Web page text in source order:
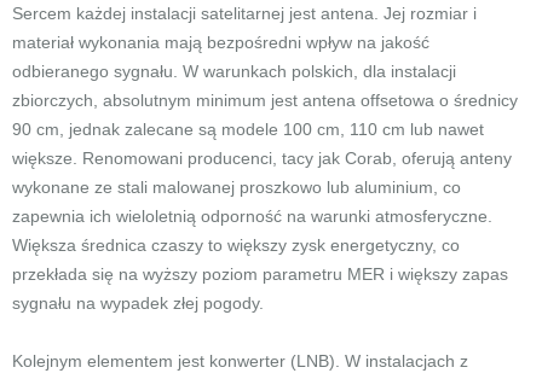
Sercem każdej instalacji satelitarnej jest antena. Jej rozmiar i
materiał wykonania mają bezpośredni wpływ na jakość
odbieranego sygnału. W warunkach polskich, dla instalacji
zbiorczych, absolutnym minimum jest antena offsetowa o średnicy
90 cm, jednak zalecane są modele 100 cm, 110 cm lub nawet
większe. Renomowani producenci, tacy jak Corab, oferują anteny
wykonane ze stali malowanej proszkowo lub aluminium, co
zapewnia ich wieloletnią odporność na warunki atmosferyczne.
Większa średnica czaszy to większy zysk energetyczny, co
przekłada się na wyższy poziom parametru MER i większy zapas
sygnału na wypadek złej pogody.
Kolejnym elementem jest konwerter (LNB). W instalacjach z